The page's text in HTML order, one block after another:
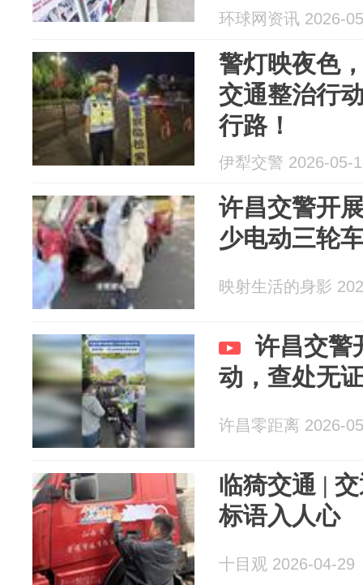
环球网资讯 2026-
警灯映夜色
交通整治行
行路！
伊犁交警 2026-05-
许昌交警开
少电动三轮
映射生活的身影
许昌交警
动，查处无
许昌零距离 2026-
临猗交通 |
标语入人心
十目观 2026-04-29